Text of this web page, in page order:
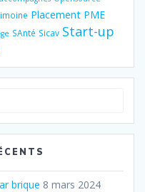
Placement PME
SAnté Sicav Start-up
brique 8 mars 2024